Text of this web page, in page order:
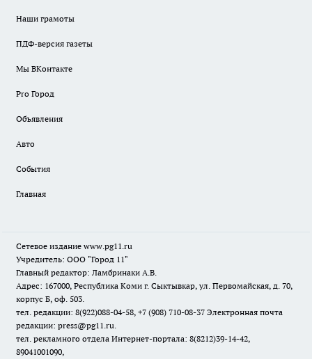
Наши грамоты
ПДФ-версия газеты
Мы ВКонтакте
Pro Город
Объявления
Авто
События
Главная
Сетевое издание www.pg11.ru
Учредитель: ООО "Город 11"
Главный редактор: Ламбринаки А.В.
Адрес: 167000, Республика Коми г. Сыктывкар, ул. Первомайская, д. 70,
корпус Б, оф. 503.
тел. редакции: 8(922)088-04-58, +7 (908) 710-08-37 Электронная почта
редакции: press@pg11.ru.
тел. рекламного отдела Интернет-портала: 8(8212)39-14-42,
89041001090,